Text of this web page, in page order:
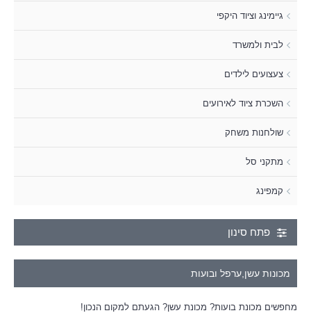
גיימינג וציוד היקפי
לבית ולמשרד
צעצועים לילדים
השכרת ציוד לאירועים
שולחנות משחק
מתקני סל
קמפינג
פתח סינון
מכונות עשן,ערפל ובועות
מחפשים מכונת בועות? מכונת עשן? הגעתם למקום הנכון!